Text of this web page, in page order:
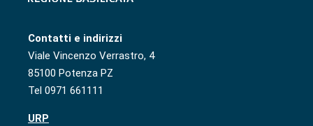
Contatti e indirizzi
Viale Vincenzo Verrastro, 4
85100 Potenza PZ
Tel 0971 661111
URP